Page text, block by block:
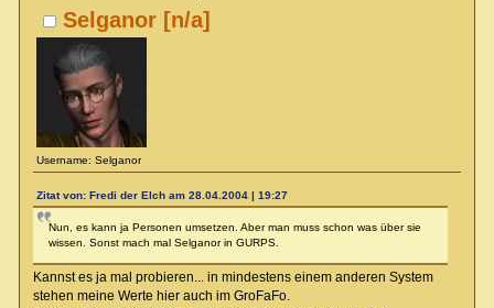
Selganor [n/a]
Username: Selganor
Zitat von: Fredi der Elch am 28.04.2004 | 19:27
Nun, es kann ja Personen umsetzen. Aber man muss schon was über sie
wissen. Sonst mach mal Selganor in GURPS.
Kannst es ja mal probieren... in mindestens einem anderen System
stehen meine Werte hier auch im GroFaFo.